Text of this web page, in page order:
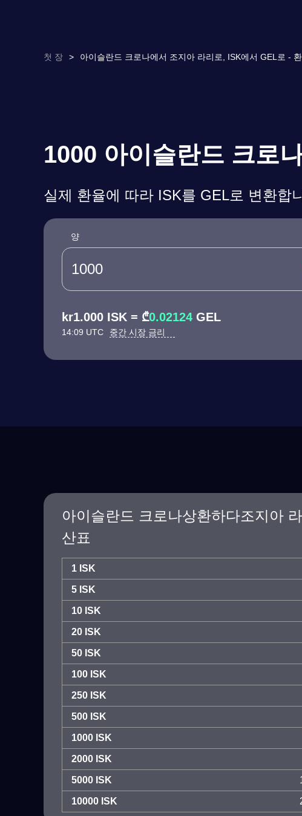
첫 장 > 아이슬란드 크로나에서 조지아 라리로, ISK에서 GEL로 -
1000 아이슬란드 크로
실제 환율에 따라 ISK를 GEL로 변환합
양
kr1.000 ISK = ₾0.02124 GEL
14:09 UTC 중간 시장 금리
아이슬란드 크로나상환하다조지아
산표
1 ISK
5 ISK
10 ISK
20 ISK
50 ISK
100 ISK
250 ISK
500 ISK
1000 ISK
2000 ISK
5000 ISK
10000 ISK